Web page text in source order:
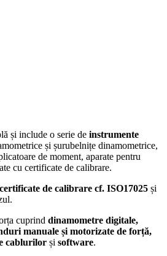
și include o serie de instrumente
și șurubelnițe dinamometrice,
de moment, aparate pentru
cu certificate de calibrare.
certificate de calibrare cf. ISO17025 și
cuprind dinamometre digitale,
manuale și motorizate de forță,
cablurilor și software.